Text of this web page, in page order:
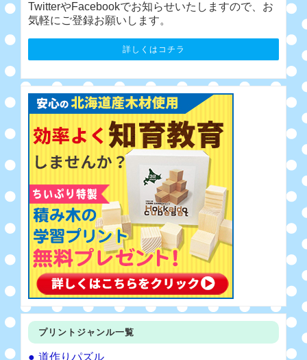
TwitterやFacebookでお知らせいたしますので、お
気軽にご登録お願いします。
詳しくはコチラ
プリントジャンル一覧
道作りパズル